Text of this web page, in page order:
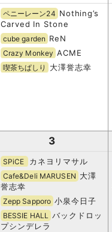
ペニーレーン24 Nothing’s
Carved In Stone
cube garden ReN
Crazy Monkey ACME
喫茶ちぱしり 大澤誉志幸
3
SPiCE カネヨリマサル
Cafe&Deli MARUSEN 大澤
誉志幸
Zepp Sapporo 小泉今日子
BESSIE HALL バックドロッ
プシンデレラ